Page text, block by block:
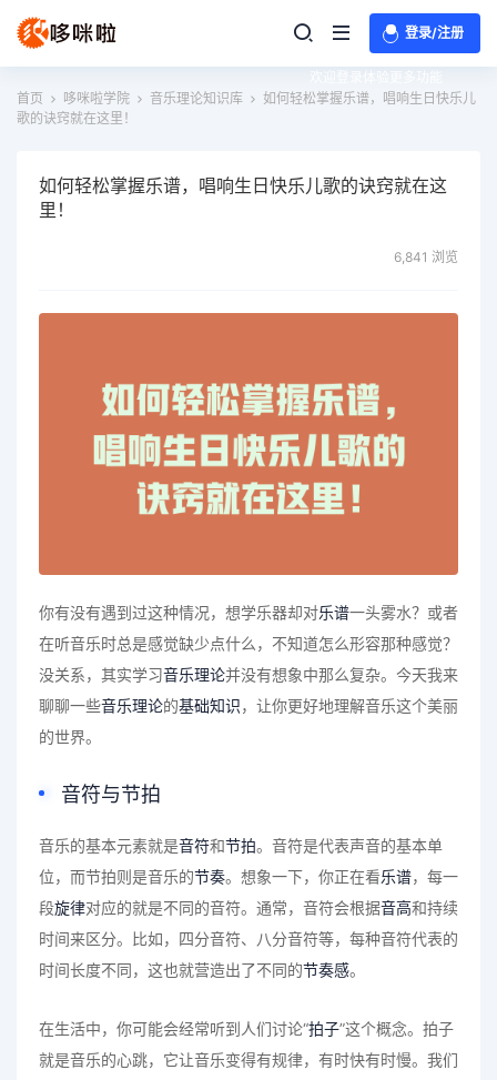
登录/注册
首页
哆咪啦学院 音乐理论知识库
如何轻松掌握乐谱，唱响生日快乐儿
歌的诀窍就在这里！
如何轻松掌握乐谱，唱响生日快乐儿歌的诀窍就在这
里！
6,841 浏览
你有没有遇到过这种情况，想学乐器却对乐谱一头雾水？或者
在听音乐时总是感觉缺少点什么，不知道怎么形容那种感觉？
没关系，其实学习音乐理论并没有想象中那么复杂。今天我来
聊聊一些音乐理论的基础知识，让你更好地理解音乐这个美丽
的世界。
音符与节拍
音乐的基本元素就是音符和节拍。音符是代表声音的基本单
位，而节拍则是音乐的节奏。想象一下，你正在看乐谱，每一
段旋律对应的就是不同的音符。通常，音符会根据音高和持续
时间来区分。比如，四分音符、八分音符等，每种音符代表的
时间长度不同，这也就营造出了不同的节奏感。
在生活中，你可能会经常听到人们讨论“拍子”这个概念。拍子
就是音乐的心跳，它让音乐变得有规律，有时快有时慢。我们